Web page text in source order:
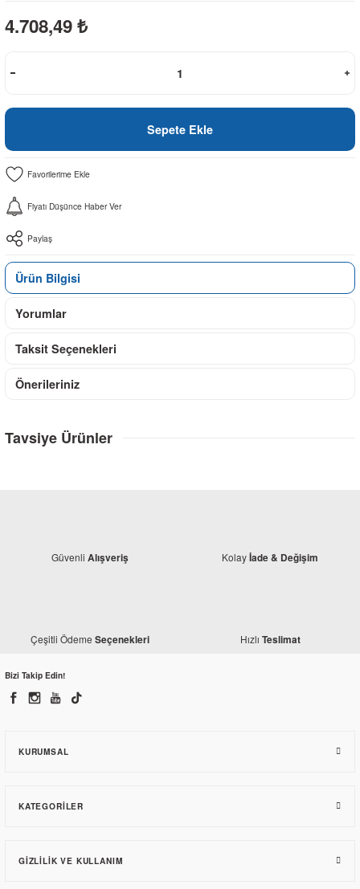
4.708,49 ₺
Sepete Ekle
Fiyatı Düşünce Haber Ver
Paylaş
Ürün Bilgisi
Yorumlar
Taksit Seçenekleri
Önerileriniz
Tavsiye Ürünler
Bajaj
205,46 TL
Güvenli Alışveriş Kolayİade & Değişim
Çeşitli Ödeme Seçenekleri Hızlı Teslimat
Bizi Takip Edin!
KURUMSAL
KATEGORILER
GIZLILIK VE KULLANIM